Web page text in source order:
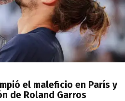
el maleficio en París y
de Roland Garros